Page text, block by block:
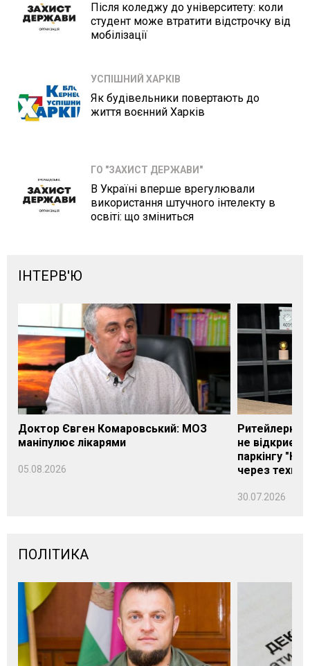
Після коледжу до університету: коли
студент може втратити відстрочку від
мобілізації
УСПІШНИЙ ХАРКІВ
Як будівельники повертають до
життя воєнний Харків
ГО "ЗАХИСТ ДЕРЖАВИ"
В Україні вперше врегулювали
використання штучного інтелекту в
освіті: що зміниться
ІНТЕРВ'Ю
Доктор Євген Комаровський: МОЗ
маніпулює лікарями
05.08.2026
Ритейлерка
не
паркінгу
через
30.07.2026
ПОЛІТИКА